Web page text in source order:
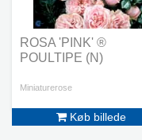
ROSA 'PINK' ®
POULTIPE (N)
Miniaturerose
Køb billede